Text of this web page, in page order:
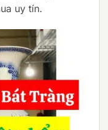
uy tín.